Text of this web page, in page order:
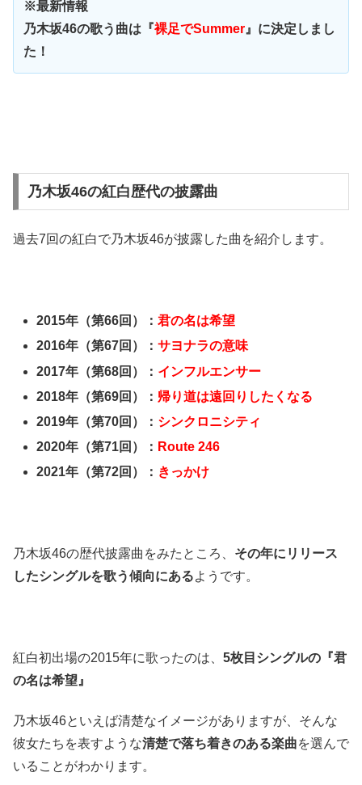
※最新情報
乃木坂46の歌う曲は『裸足でSummer 』に決定しまし
た！
乃木坂46の紅白歴代の披露曲
過去7回の紅白で乃木坂46が披露した曲を紹介します。
2015年（第66回）：君の名は希望
2016年（第67回）：サヨナラの意味
2017年（第68回）： インフルエンサー
2018年（第69回）： 帰り道は遠回りしたくなる
2019年（第70回）： シンクロニシティ
2020年（第71回）： Route 246
2021年（第72回）： きっかけ
乃木坂46の歴代披露曲をみたところ、 その年にリリース
したシングルを歌う傾向にあるようです。
紅白初出場の2015年に歌ったのは、 5枚目シングルの『君
の名は希望』
乃木坂46といえば清楚なイメージがありますが、そんな
彼女たちを表すような清楚で落ち着きのある楽曲を選んで
いることがわかります。